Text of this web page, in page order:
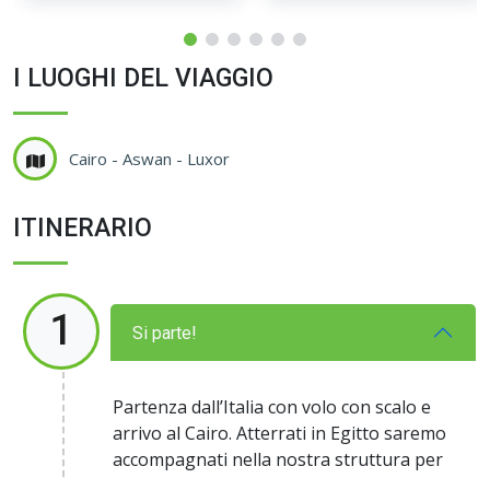
I LUOGHI DEL VIAGGIO
Cairo - Aswan - Luxor
ITINERARIO
1 Si parte!
Partenza dall’Italia con volo con scalo e
arrivo al Cairo. Atterrati in Egitto saremo
accompagnati nella nostra struttura per